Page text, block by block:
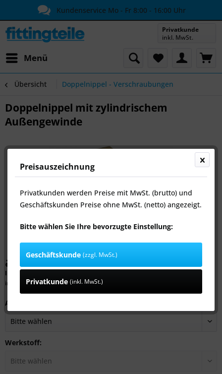
Kundenservice Mo - Fr 8:00 - 16:00 Uhr
Menü
Privatkunde
inkl. MwSt.
Übersicht Doppelnippel - Verschraubungen
Doppelnippel mit zylindrischem
Außengewinde
ab 0,59 € *
Inhalt:
inkl. MwSt.zzgl. Versandkosten
Ausführung:
Werkstoff:
Preisauszeichnung
Privatkunden werden Preise mit MwSt. (brutto) und
Geschäftskunden Preise ohne MwSt. (netto) angezeigt.
Bitte wählen Sie Ihre bevorzugte Einstellung:
Geschäftskunde (zzgl. MwSt.)
Privatkunde (inkl. MwSt.)